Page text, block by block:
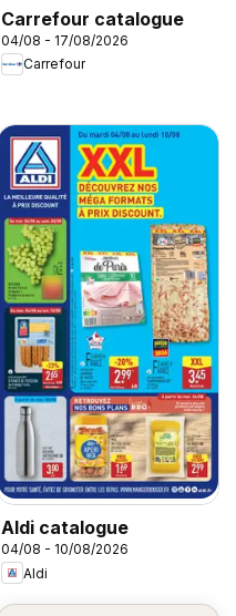
Carrefour catalogue
04/08 - 17/08/2026
Carrefour
Aldi catalogue
04/08 - 10/08/2026
Aldi